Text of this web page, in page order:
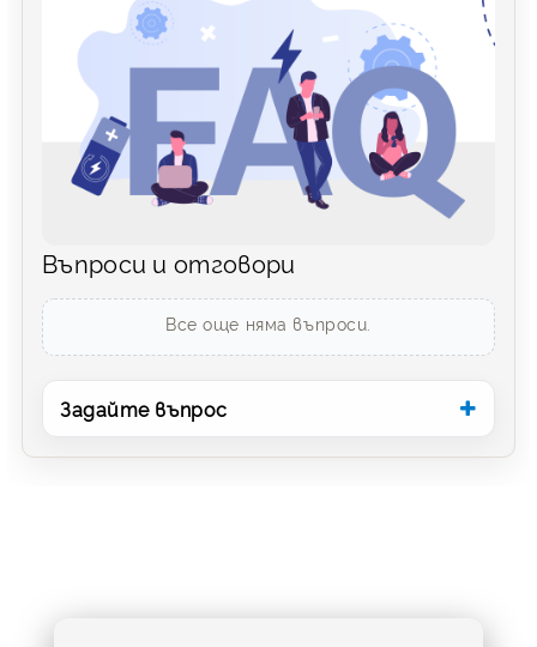
Въпроси и отговори
Все още няма въпроси.
Задайте въпрос